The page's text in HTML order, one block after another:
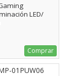
LED/
Comprar
01PUW06